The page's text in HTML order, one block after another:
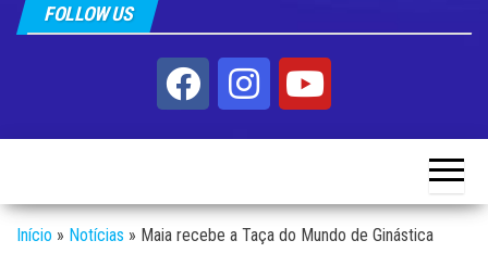
FOLLOW US
Início » Notícias » Maia recebe a Taça do Mundo de Ginástica